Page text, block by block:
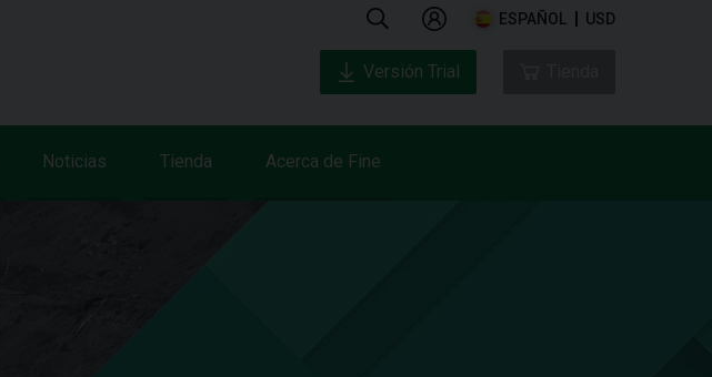
ESPAÑOL USD
Noticias Tienda Acerca de Fine
Versión Trial